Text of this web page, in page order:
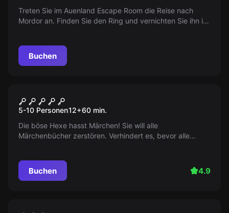
Treten Sie im Auenland Escape Room die Reise nach
Mordor an. Finden Sie den Ring und vernichten Sie ihn im
Buchen
Once Upon A Time
5-10 Personen12+60 min.
Die böse Hexe hasst Märchen! Sie will alle
Märchenbücher zerstören. Verhindert es, bevor alle
Buchen 4.9